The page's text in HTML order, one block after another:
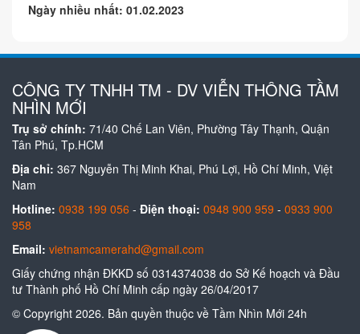
Ngày nhiều nhất: 01.02.2023
CÔNG TY TNHH TM - DV VIỄN THÔNG TẦM
NHÌN MỚI
Trụ sở chính: 71/40 Chế Lan Viên, Phường Tây Thạnh, Quận
Tân Phú, Tp.HCM
Địa chỉ: 367 Nguyễn Thị Minh Khai, Phú Lợi, Hồ Chí Minh, Việt
Nam
Hotline: 0938 199 056 - Điện thoại: 0948 900 959 - 0933 900
958
Email: vietnamcamerahd@gmail.com
Giấy chứng nhận ĐKKD số 0314374038 do Sở Kế hoạch và Đầu
tư Thành phố Hồ Chí Minh cấp ngày 26/04/2017
© Copyright 2026. Bản quyền thuộc về Tầm Nhìn Mới 24h